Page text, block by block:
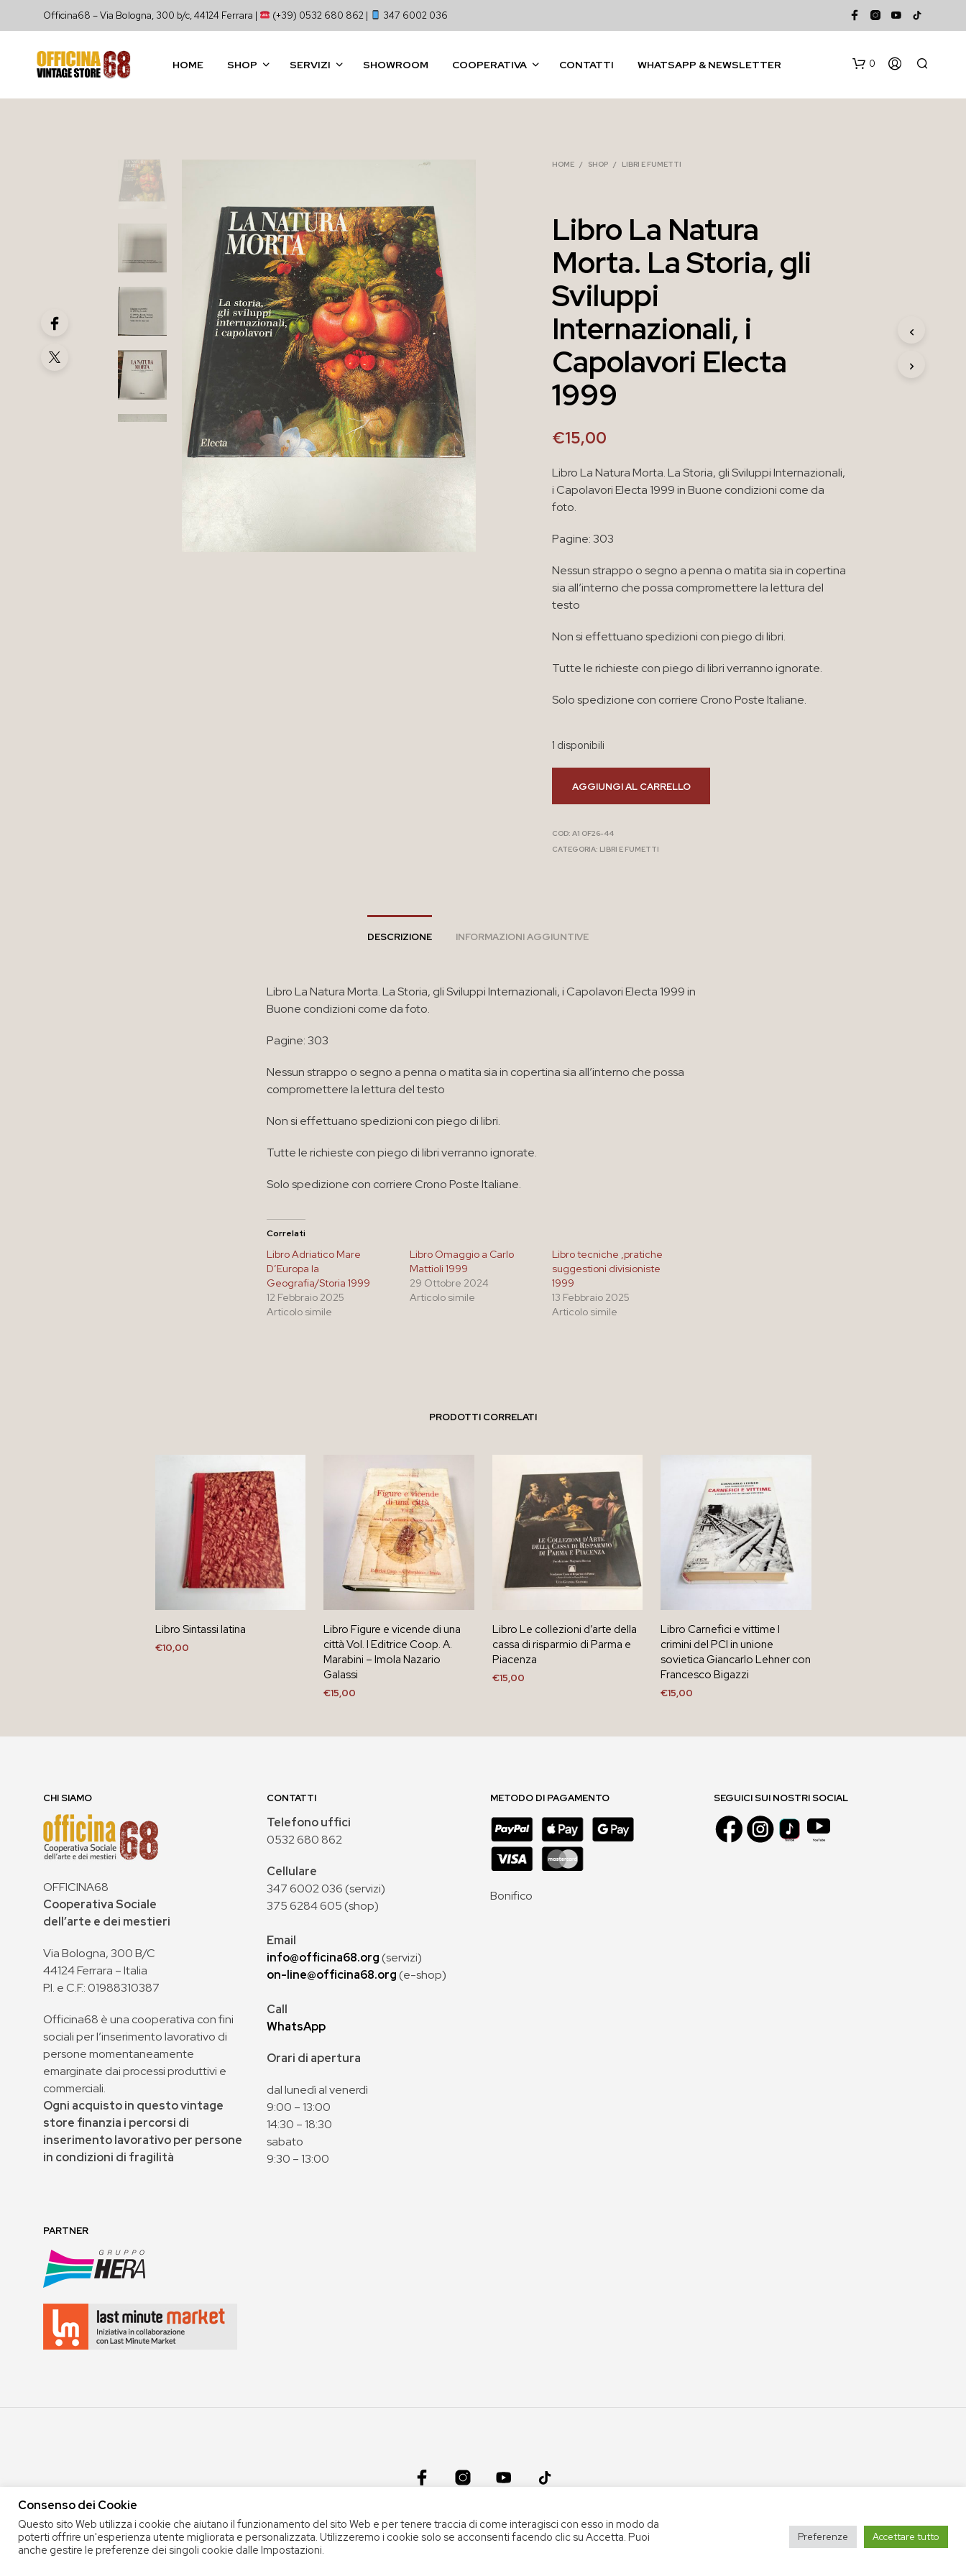
Officina68 – Via Bologna, 300 b/c, 44124 Ferrara | (+39) 0532 680 862 | 347 6002 036
HOME SHOP SERVIZI SHOWROOM COOPERATIVA CONTATTI WHATSAPP & NEWSLETTER 0
HOME / SHOP / LIBRI E FUMETTI
Libro La Natura
Morta. La Storia, gli
Sviluppi
Internazionali, i
Capolavori Electa
1999
€15,00
Libro La Natura Morta. La Storia, gli Sviluppi Internazionali,
i Capolavori Electa 1999 in Buone condizioni come da
foto.
Pagine: 303
Nessun strappo o segno a penna o matita sia in copertina
sia all’interno che possa compromettere la lettura del
testo
Non si effettuano spedizioni con piego di libri.
Tutte le richieste con piego di libri verranno ignorate.
Solo spedizione con corriere Crono Poste Italiane.
1 disponibili
AGGIUNGI AL CARRELLO
COD:A1 OF26-44
CATEGORIA: LIBRI E FUMETTI
DESCRIZIONE INFORMAZIONI AGGIUNTIVE
Libro La Natura Morta. La Storia, gli Sviluppi Internazionali, i Capolavori Electa 1999 in
Buone condizioni come da foto.
Pagine: 303
Nessun strappo o segno a penna o matita sia in copertina sia all’interno che possa
compromettere la lettura del testo
Non si effettuano spedizioni con piego di libri.
Tutte le richieste con piego di libri verranno ignorate.
Solo spedizione con corriere Crono Poste Italiane.
Correlati
Libro Adriatico Mare
D’Europa la
Geografia/Storia 1999
12 Febbraio 2025
Articolo simile
Libro Omaggio a Carlo
Mattioli 1999
29 Ottobre 2024
Articolo simile
Libro tecniche ,pratiche
suggestioni divisioniste
1999
13 Febbraio 2025
Articolo simile
PRODOTTI CORRELATI
Libro Sintassi latina
€10,00
Libro Figure e vicende di una
città Vol. I Editrice Coop. A.
Marabini – Imola Nazario
Galassi
€15,00
Libro Le collezioni d’arte della
cassa di risparmio di Parma e
Piacenza
€15,00
Libro Carnefici e vittime I
crimini del PCI in unione
sovietica Giancarlo Lehner con
Francesco Bigazzi
€15,00
CHI SIAMO
OFFICINA68
Cooperativa Sociale
dell’arte e dei mestieri
Via Bologna, 300 B/C
44124 Ferrara – Italia
P.I. e C.F.: 01988310387
Officina68 è una cooperativa con fini
sociali per l’inserimento lavorativo di
persone momentaneamente
emarginate dai processi produttivi e
commerciali.
Ogni acquisto in questo vintage
store finanzia i percorsi di
inserimento lavorativo per persone
in condizioni di fragilità
CONTATTI
Telefono uffici
0532 680 862
Cellulare
347 6002 036 (servizi)
375 6284 605 (shop)
Email
info@officina68.org(servizi)
on-line@officina68.org(e-shop)
Call
WhatsApp
Orari di apertura
dal lunedì al venerdì
9:00 – 13:00
14:30 – 18:30
sabato
9:30 – 13:00
METODO DI PAGAMENTO
Bonifico
SEGUICI SUI NOSTRI SOCIAL
PARTNER
COPYRIGHT 2020 COOP. SOC. OFFICINA 68 |PRIVACY POLICY|TERMINI E CONDIZIONI DEL SERVIZIO|CREDITS
Consenso dei Cookie
Questo sito Web utilizza i cookie che aiutano il funzionamento del sito Web e per tenere traccia di come interagisci con esso in modo da
poterti offrire un'esperienza utente migliorata e personalizzata. Utilizzeremo i cookie solo se acconsenti facendo clic su Accetta. Puoi
anche gestire le preferenze dei singoli cookie dalle Impostazioni.
Preferenze Accettare tutto